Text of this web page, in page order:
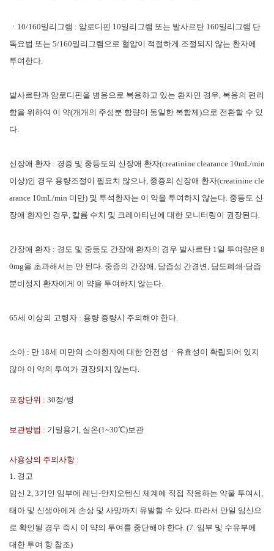
ㆍ10/160밀리그램 : 암로디핀 10밀리그램 또는 발사르탄 160밀리그램 단
독요법 또는 5/160밀리그램으로 혈압이 적절하게 조절되지 않는 환자에
투여한다.
발사르탄과 암로디핀을 병용으로 복용하고 있는 환자인 경우, 복용의 편리
함을 위하여 이 약(개개의 주성분 함량이 동일한 복합제)으로 전환할 수 있
다.
신장애 환자 : 경증 및 중등도의 신장애 환자(creatinine clearance 10mL/min
이상)인 경우 용량조절이 필요치 않으나, 중증의 신장애 환자(creatinine cle
arance 10mL/min 미만) 및 투석환자는 이 약을 투여하지 않는다. 중등도 신
장애 환자인 경우, 칼륨 수치 및 크레아티닌에 대한 모니터링이 권장된다.
간장애 환자 : 경도 및 중등도 간장애 환자의 경우 발사르탄 1일 투여량은 8
0mg을 초과해서는 안 된다. 중증의 간장애, 담즙성 간경변, 담도폐쇄·담즙
분비정지 환자에게 이 약을 투여하지 않는다.
65세 이상의 고령자 : 용량 증량시 주의해야 한다.
소아 : 만 18세 미만의 소아환자에 대한 안전성ㆍ유효성이 확립되어 있지
않아 이 약의 투여가 권장되지 않는다.
포장단위 : 30정/병
보관방법 : 기밀용기, 실온(1~30℃)보관
사용상의 주의사항 :
1. 경고
임신 2, 3기인 임부에 레닌-안지오텐신 체계에 직접 작용하는 약물 투여시,
태아 및 신생아에게 손상 및 사망까지 유발할 수 있다. 따라서 만일 임신으
로 확인될 경우 즉시 이 약의 투여를 중단해야 한다. (7. 임부 및 수유부에
대한 투여 항 참조)